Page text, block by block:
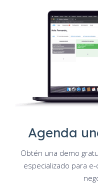
Agenda
Obtén una demo
especializado para